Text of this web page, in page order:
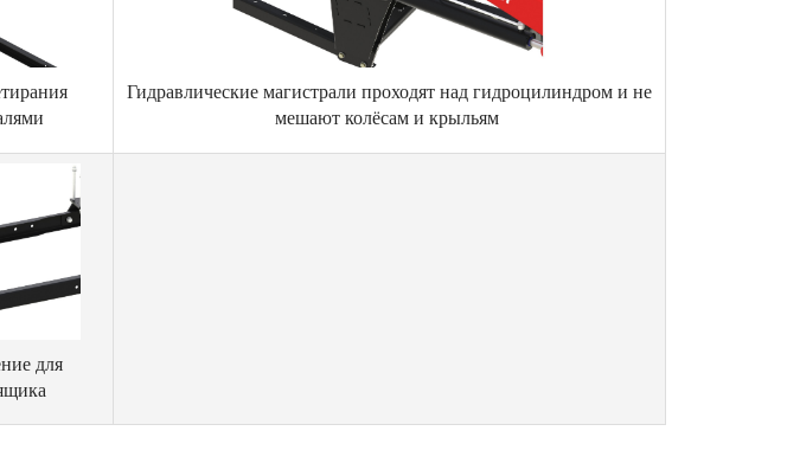
Гидравлические магистрали проходят над гидроцилиндром и не
мешают колёсам и крыльям
для